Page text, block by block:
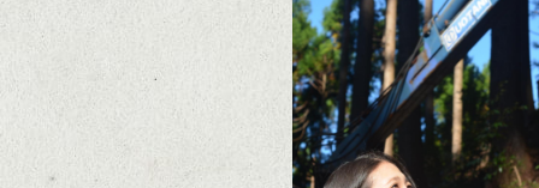
賀
町
を
示